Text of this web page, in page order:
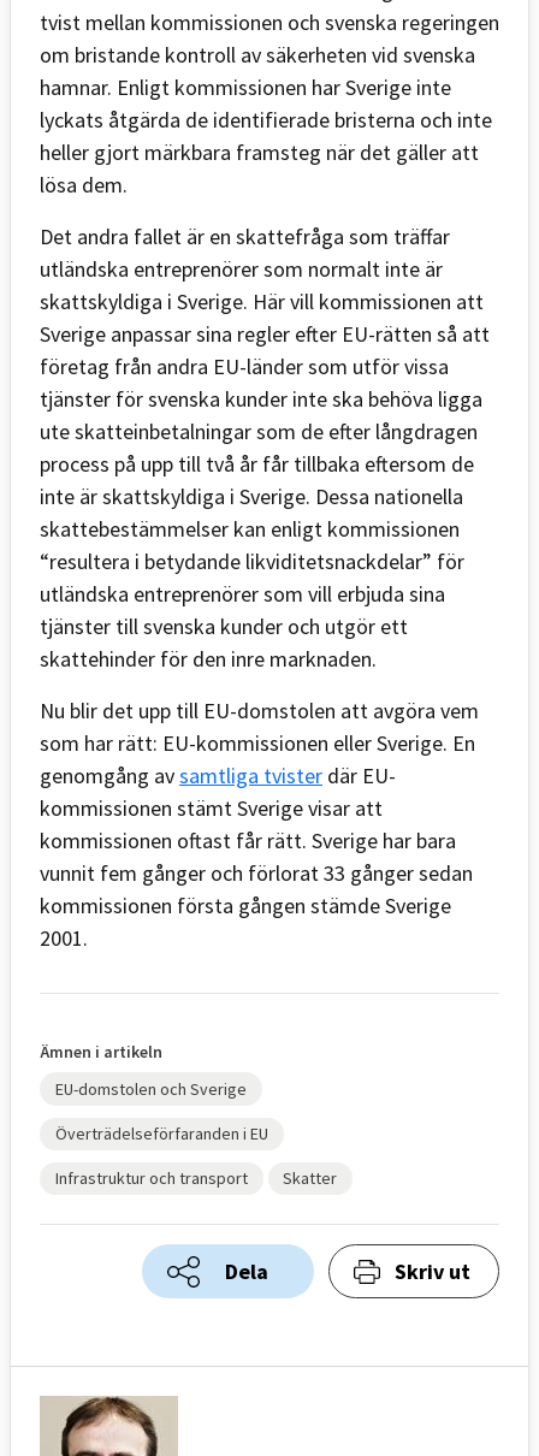
tvist mellan kommissionen och svenska regeringen
om bristande kontroll av säkerheten vid svenska
hamnar. Enligt kommissionen har Sverige inte
lyckats åtgärda de identifierade bristerna och inte
heller gjort märkbara framsteg när det gäller att
lösa dem.
Det andra fallet är en skattefråga som träffar
utländska entreprenörer som normalt inte är
skattskyldiga i Sverige. Här vill kommissionen att
Sverige anpassar sina regler efter EU-rätten så att
företag från andra EU-länder som utför vissa
tjänster för svenska kunder inte ska behöva ligga
ute skatteinbetalningar som de efter långdragen
process på upp till två år får tillbaka eftersom de
inte är skattskyldiga i Sverige. Dessa nationella
skattebestämmelser kan enligt kommissionen
“resultera i betydande likviditetsnackdelar” för
utländska entreprenörer som vill erbjuda sina
tjänster till svenska kunder och utgör ett
skattehinder för den inre marknaden.
Nu blir det upp till EU-domstolen att avgöra vem
som har rätt: EU-kommissionen eller Sverige. En
genomgång avsamtliga tvister där EU-
kommissionen stämt Sverige visar att
kommissionen oftast får rätt. Sverige har bara
vunnit fem gånger och förlorat 33 gånger sedan
kommissionen första gången stämde Sverige
2001.
Ämnen i artikeln
EU-domstolen och Sverige
Överträdelseförfaranden i EU
Infrastruktur och transport Skatter
Dela Skriv ut